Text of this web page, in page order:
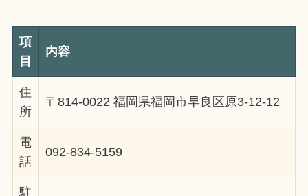
項
目
内容
住
所
〒814-0022 福岡県福岡市早良区原3-12-12
電
話
092-834-5159
駐